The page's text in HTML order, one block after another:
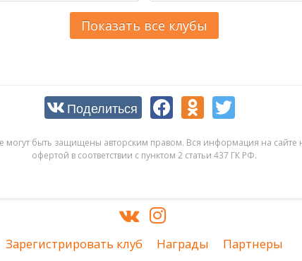
Показать все клубы
Поделиться
быть защищены авторским правом. Вся информация на сайте
офертой в соответствии с пунктом 2 статьи 437 ГК РФ.
Зарегистрировать клуб Награды Партнеры